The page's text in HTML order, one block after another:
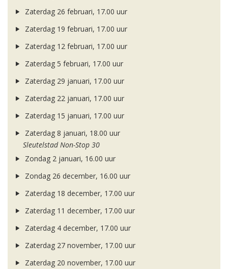
Zaterdag 26 februari, 17.00 uur
Zaterdag 19 februari, 17.00 uur
Zaterdag 12 februari, 17.00 uur
Zaterdag 5 februari, 17.00 uur
Zaterdag 29 januari, 17.00 uur
Zaterdag 22 januari, 17.00 uur
Zaterdag 15 januari, 17.00 uur
Zaterdag 8 januari, 18.00 uur
Sleutelstad Non-Stop 30
Zondag 2 januari, 16.00 uur
Zondag 26 december, 16.00 uur
Zaterdag 18 december, 17.00 uur
Zaterdag 11 december, 17.00 uur
Zaterdag 4 december, 17.00 uur
Zaterdag 27 november, 17.00 uur
Zaterdag 20 november, 17.00 uur